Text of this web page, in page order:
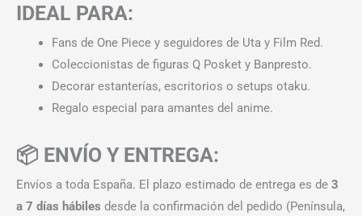
IDEAL PARA:
Fans de One Piece y seguidores de Uta y Film Red.
Coleccionistas de figuras Q Posket y Banpresto.
Decorar estanterías, escritorios o setups otaku.
Regalo especial para amantes del anime.
📦 ENVÍO Y ENTREGA:
Envíos a toda España. El plazo estimado de entrega es de 3
a 7 días hábiles desde la confirmación del pedido (Península,